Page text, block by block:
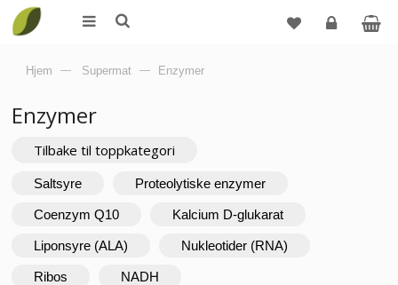
Hjem — Supermat — Enzymer
Enzymer
Tilbake til toppkategori
Saltsyre Proteolytiske enzymer
Coenzym Q10 Kalcium D-glukarat
Liponsyre (ALA) Nukleotider (RNA)
Ribos NADH